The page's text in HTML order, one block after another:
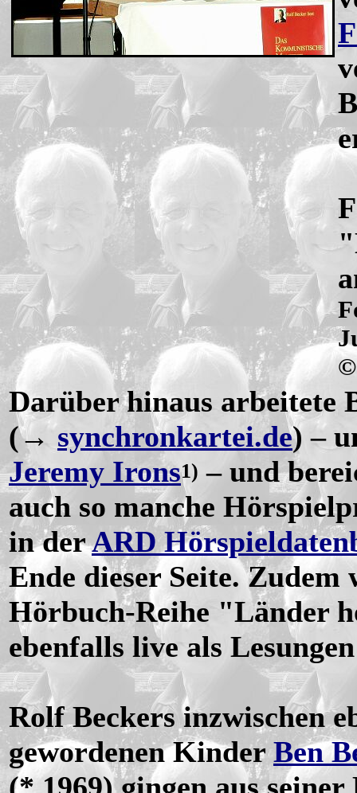
Darüber hinaus arbeitete
(→synchronkartei.de) –
Jeremy Irons1) – und
auch so manche
in derARD
Ende dieser Seite. Zudem
Hörbuch-Reihe "Länder
ebenfalls live als
Rolf Beckers inzwischen
gewordenen KinderBen